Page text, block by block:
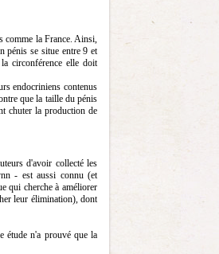
comme la France. Ainsi,
pénis se situe entre 9 et
circonférence elle doit
endocriniens contenus
que la taille du pénis
chuter la production de
d'avoir collecté les
- est aussi connu (et
qui cherche à améliorer
leur élimination), dont
étude n'a prouvé que la